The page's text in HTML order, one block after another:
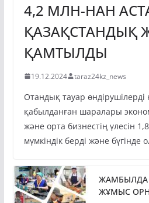
4,2 МЛН-НАН
ҚАЗАҚСТАНДЫҚ
ҚАМТЫЛДЫ
19.12.2024 taraz24kz_news
Отандық тауар
қабылданған шаралары
және орта бизнестің үлесін
мүмкіндік берді және бүгінде
ЖАМБЫЛДА
ЖҰМЫС